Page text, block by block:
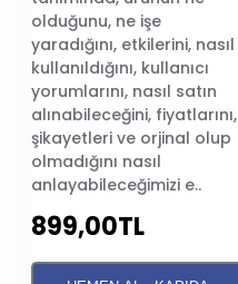
olduğunu, ne işe
yaradığını, etkilerini, nasıl
kullanıldığını, kullanıcı
yorumlarını, nasıl satın
alınabileceğini, fiyatlarını,
şikayetleri ve orjinal olup
olmadığını nasıl
anlayabileceğimizi e..
899,00TL